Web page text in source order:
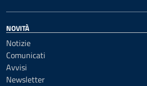
NOVITÀ
Notizie
Comunicati
Avvisi
Newsletter